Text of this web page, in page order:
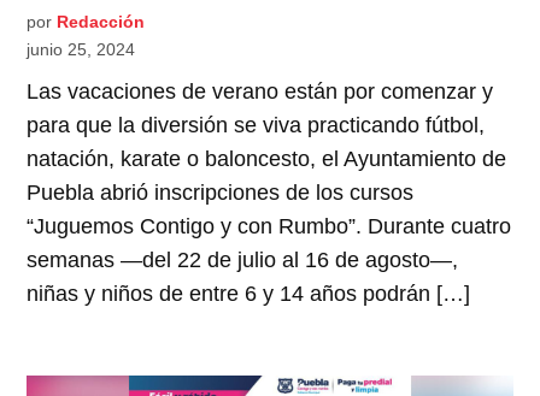
por Redacción
junio 25, 2024
Las vacaciones de verano están por comenzar y
para que la diversión se viva practicando fútbol,
natación, karate o baloncesto, el Ayuntamiento de
Puebla abrió inscripciones de los cursos
“Juguemos Contigo y con Rumbo”. Durante cuatro
semanas —del 22 de julio al 16 de agosto—,
niñas y niños de entre 6 y 14 años podrán […]